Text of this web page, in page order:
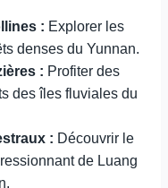
: Explorer les
denses du Yunnan.
: Profiter des
des îles fluviales du
: Découvrir le
de Luang